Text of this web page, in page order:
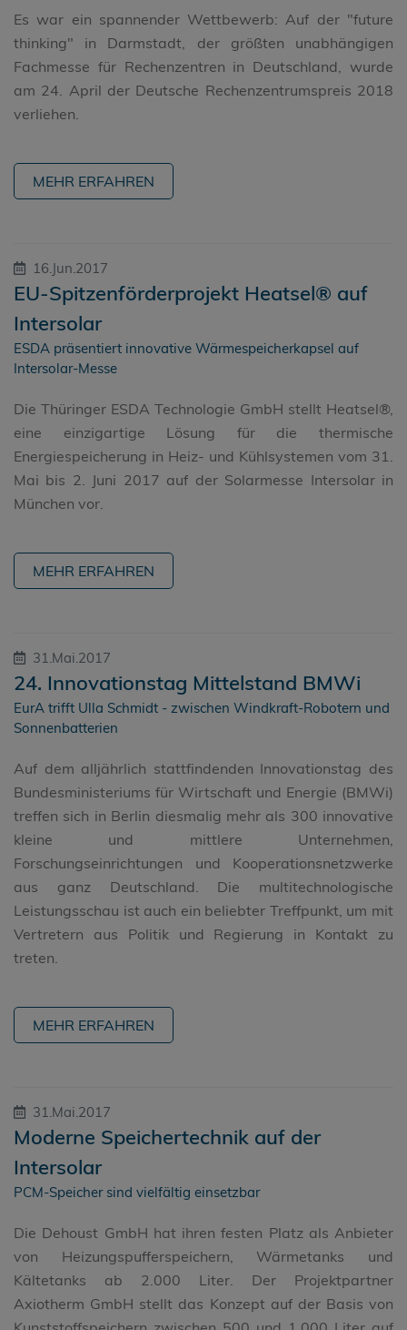
Es war ein spannender Wettbewerb: Auf der "future
thinking" in Darmstadt, der größten unabhängigen
Fachmesse für Rechenzentren in Deutschland, wurde
am 24. April der Deutsche Rechenzentrumspreis 2018
verliehen.
MEHR ERFAHREN
16.Jun.2017
EU-Spitzenförderprojekt Heatsel® auf
Intersolar
ESDA präsentiert innovative Wärmespeicherkapsel auf
Intersolar-Messe
Die Thüringer ESDA Technologie GmbH stellt Heatsel®,
eine einzigartige Lösung für die thermische
Energiespeicherung in Heiz- und Kühlsystemen vom 31.
Mai bis 2. Juni 2017 auf der Solarmesse Intersolar in
München vor.
MEHR ERFAHREN
31.Mai.2017
24. Innovationstag Mittelstand BMWi
EurA trifft Ulla Schmidt - zwischen Windkraft-Robotern und
Sonnenbatterien
Auf dem alljährlich stattfindenden Innovationstag des
Bundesministeriums für Wirtschaft und Energie (BMWi)
treffen sich in Berlin diesmalig mehr als 300 innovative
kleine und mittlere Unternehmen,
Forschungseinrichtungen und Kooperationsnetzwerke
aus ganz Deutschland. Die multitechnologische
Leistungsschau ist auch ein beliebter Treffpunkt, um mit
Vertretern aus Politik und Regierung in Kontakt zu
treten.
MEHR ERFAHREN
31.Mai.2017
Moderne Speichertechnik auf der
Intersolar
PCM-Speicher sind vielfältig einsetzbar
Die Dehoust GmbH hat ihren festen Platz als Anbieter
von Heizungspufferspeichern, Wärmetanks und
Kältetanks ab 2.000 Liter. Der Projektpartner
Axiotherm GmbH stellt das Konzept auf der Basis von